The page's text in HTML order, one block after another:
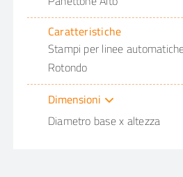
Caratteristiche
Stampi per linee
Rotondo
Dimensioni
Diametro base x altezza